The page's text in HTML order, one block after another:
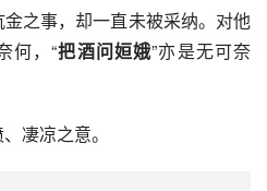
之事，却一直未被采纳。对他
何，“把酒问姮娥”亦是无可奈
凄凉之意。